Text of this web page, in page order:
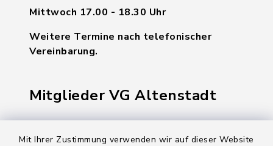
Mit Ihrer Zustimmung verwenden wir auf dieser Website
Mittwoch 17.00 - 18.30 Uhr
Weitere Termine nach telefonischer
Vereinbarung.
Mitglieder VG Altenstadt
Markt Altenstadt